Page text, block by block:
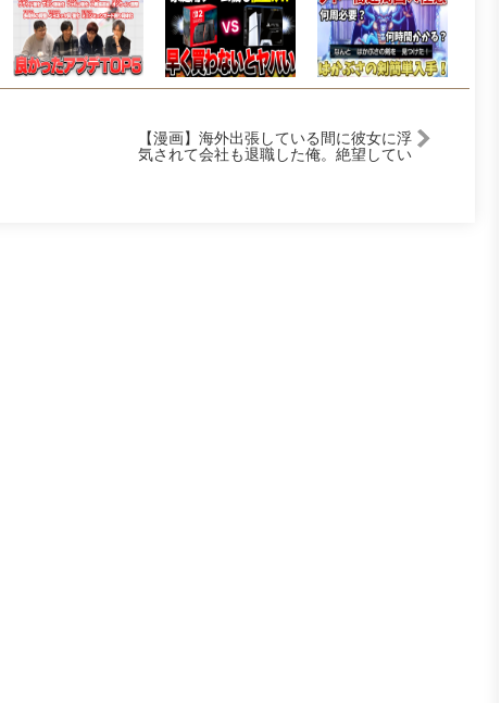
【漫画】海外出張している間に彼女に浮
気されて会社も退職した俺。絶望してい